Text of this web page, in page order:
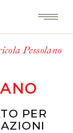
Pessolano
PER